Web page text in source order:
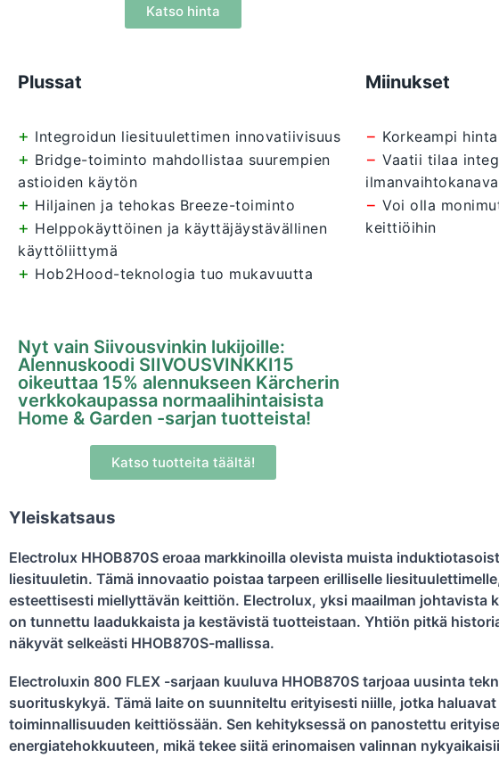
Katso hinta
Plussat
+ Integroidun liesituulettimen innovatiivisuus
+ Bridge-toiminto mahdollistaa suurempien
astioiden käytön
+ Hiljainen ja tehokas Breeze-toiminto
+ Helppokäyttöinen ja käyttäjäystävällinen
käyttöliittymä
+ Hob2Hood-teknologia tuo mukavuutta
Miinukset
− Korkeampi
− Vaatii tilaa
− Voi olla
keittiöihin
Nyt vain Siivousvinkin lukijoille:
Alennuskoodi SIIVOUSVINKKI15
oikeuttaa 15% alennukseen Kärcherin
verkkokaupassa normaalihintaisista
Home & Garden -sarjan tuotteista!
Katso tuotteita täältä!
Yleiskatsaus
Electrolux HHOB870S eroaa markkinoilla olevista muista
liesituuletin. Tämä innovaatio poistaa tarpeen erilliselle
esteettisesti miellyttävän keittiön. Electrolux, yksi maailman johtavista
on tunnettu laadukkaista ja kestävistä tuotteistaan. Yhtiön pitkä
näkyvät selkeästi HHOB870S-mallissa.
Electroluxin 800 FLEX -sarjaan kuuluva HHOB870S tarjoaa uusinta
suorituskykyä. Tämä laite on suunniteltu erityisesti niille, jotka
toiminnallisuuden keittiössään. Sen kehityksessä on panostettu
energiatehokkuuteen, mikä tekee siitä erinomaisen valinnan